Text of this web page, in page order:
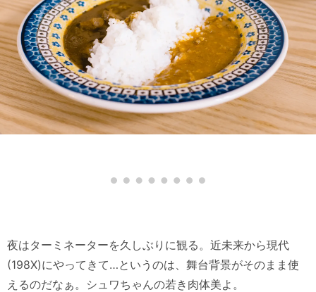
夜はターミネーターを久しぶりに観る。近未来から現代
(198X)にやってきて…というのは、舞台背景がそのまま使
えるのだなぁ。シュワちゃんの若き肉体美よ。